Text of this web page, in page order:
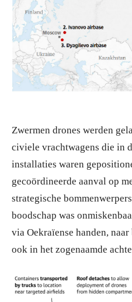
Zwermen drones werden
civiele vrachtwagens die in
installaties waren
gecoördineerde aanval op
strategische
boodschap was
via Oekraïense handen,
ook in het zogenaamde